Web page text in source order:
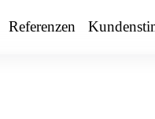
Referenzen